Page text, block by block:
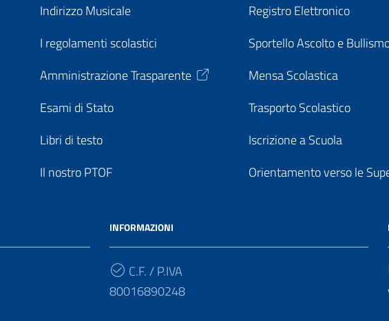
Indirizzo Musicale
I regolamenti scolastici
Amministrazione Trasparente
Esami di Stato
Libri di testo
Il nostro PTOF
Registro Elettronico
Sportello Ascolto e
Mensa Scolastica
Trasporto Scolastico
Iscrizione a Scuola
Orientamento verso le
INFORMAZIONI
C.F. / P.IVA
80016890248